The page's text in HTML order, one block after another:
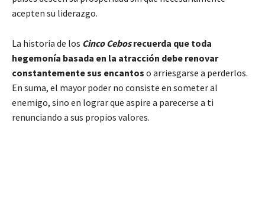
acepten su liderazgo.
La historia de los Cinco Cebosrecuerda que toda
hegemonía basada en la atracción debe renovar
constantemente sus encantos o arriesgarse a perderlos.
En suma, el mayor poder no consiste en someter al
enemigo, sino en lograr que aspire a parecerse a ti
renunciando a sus propios valores.